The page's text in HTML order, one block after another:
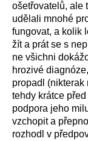
ošetřovatelů, ale
udělali mnohé
fungovat, a kolik
žít a prát se s
ne všichni
hrozivé
propadl (nikterak
tehdy krátce
podpora jeho
vzchopit a
rozhodl v